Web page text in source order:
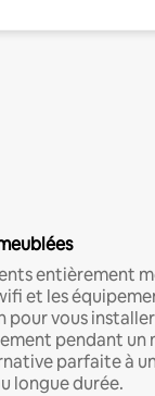
entièrement
et les
pour vous installer
pendant un
parfaite à
longue durée.